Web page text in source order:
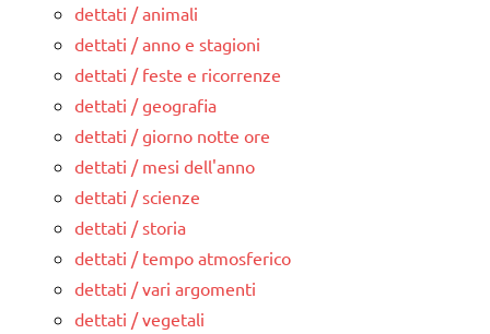
dettati / animali
dettati / anno e stagioni
dettati / feste e ricorrenze
dettati / geografia
dettati / giorno notte ore
dettati / mesi dell'anno
dettati / scienze
dettati / storia
dettati / tempo atmosferico
dettati / vari argomenti
dettati / vegetali